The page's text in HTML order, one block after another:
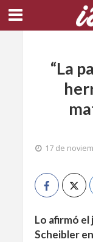
“La
17 de
Lo afirmó
Scheibler